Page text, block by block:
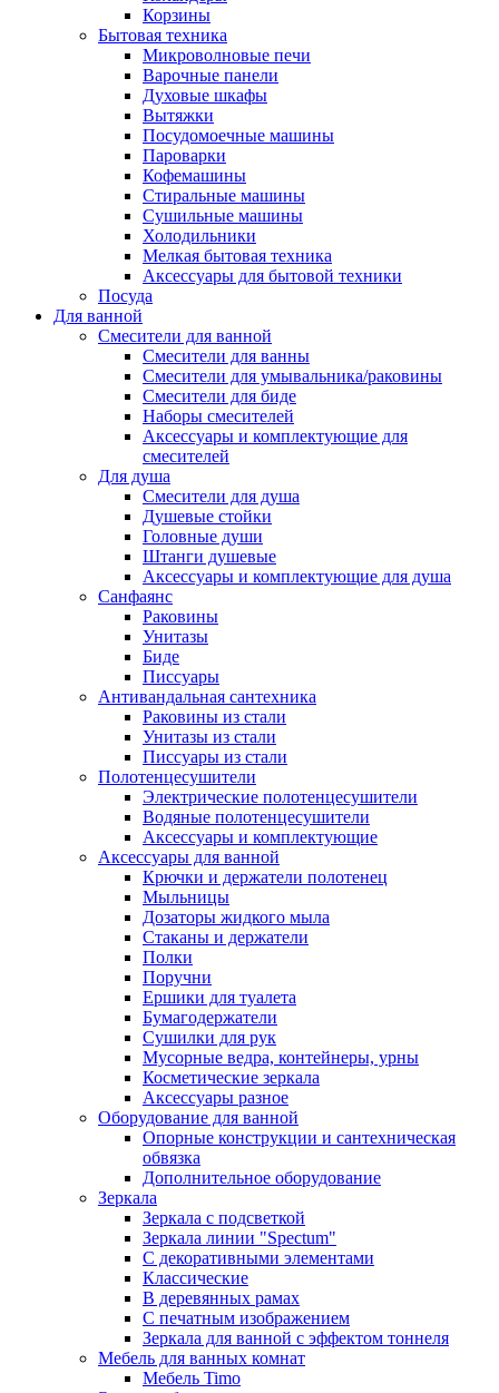
Корзины
Бытовая техника
Микроволновые печи
Варочные панели
Духовые шкафы
Вытяжки
Посудомоечные машины
Пароварки
Кофемашины
Стиральные машины
Сушильные машины
Холодильники
Мелкая бытовая техника
Аксессуары для бытовой техники
Посуда
Для ванной
Смесители для ванной
Смесители для ванны
Смесители для умывальника/раковины
Смесители для биде
Наборы смесителей
Аксессуары и комплектующие для
смесителей
Для душа
Смесители для душа
Душевые стойки
Головные души
Штанги душевые
Аксессуары и комплектующие для душа
Санфаянс
Раковины
Унитазы
Биде
Писсуары
Антивандальная сантехника
Раковины из стали
Унитазы из стали
Писсуары из стали
Полотенцесушители
Электрические полотенцесушители
Водяные полотенцесушители
Аксессуары и комплектующие
Аксессуары для ванной
Крючки и держатели полотенец
Мыльницы
Дозаторы жидкого мыла
Стаканы и держатели
Полки
Поручни
Ершики для туалета
Бумагодержатели
Сушилки для рук
Мусорные ведра, контейнеры, урны
Косметические зеркала
Аксессуары разное
Оборудование для ванной
Опорные конструкции и сантехническая
обвязка
Дополнительное оборудование
Зеркала
Зеркала с подсветкой
Зеркала линии "Spectum"
С декоративными элементами
Классические
В деревянных рамах
С печатным изображением
Зеркала для ванной с эффектом тоннеля
Мебель для ванных комнат
Мебель Timo